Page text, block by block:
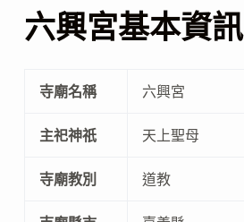
六興宮基本資訊
寺廟名稱 六興宮
主祀神祇 天上聖母
寺廟教別 道教